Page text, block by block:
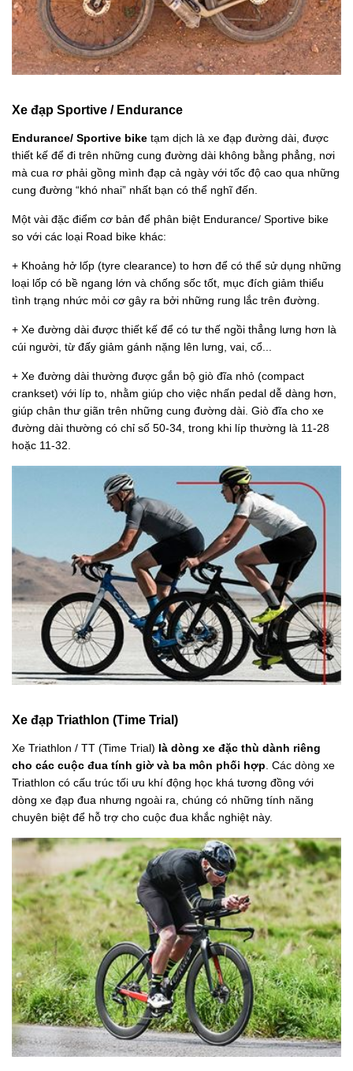
Xe đạp Sportive / Endurance
Endurance/ Sportive bike tạm dịch là xe đạp đường dài, được
thiết kế để đi trên những cung đường dài không bằng phẳng, nơi
mà cua rơ phải gồng mình đạp cả ngày với tốc độ cao qua những
cung đường “khó nhai” nhất bạn có thể nghĩ đến.
Một vài đặc điểm cơ bản để phân biệt Endurance/ Sportive bike
so với các loại Road bike khác:
+ Khoảng hở lốp (tyre clearance) to hơn để có thể sử dụng những
loại lốp có bề ngang lớn và chống sốc tốt, mục đích giảm thiểu
tình trạng nhức mỏi cơ gây ra bởi những rung lắc trên đường.
+ Xe đường dài được thiết kế để có tư thế ngồi thẳng lưng hơn là
cúi người, từ đấy giảm gánh nặng lên lưng, vai, cổ...
+ Xe đường dài thường được gắn bộ giò đĩa nhỏ (compact
crankset) với líp to, nhằm giúp cho việc nhấn pedal dễ dàng hơn,
giúp chân thư giãn trên những cung đường dài. Giò đĩa cho xe
đường dài thường có chỉ số 50-34, trong khi líp thường là 11-28
hoặc 11-32.
Xe đạp Triathlon (Time Trial)
Xe Triathlon / TT (Time Trial) là dòng xe đặc thù dành riêng
cho các cuộc đua tính giờ và ba môn phối hợp . Các dòng xe
Triathlon có cấu trúc tối ưu khí động học khá tương đồng với
dòng xe đạp đua nhưng ngoài ra, chúng có những tính năng
chuyên biệt để hỗ trợ cho cuộc đua khắc nghiệt này.